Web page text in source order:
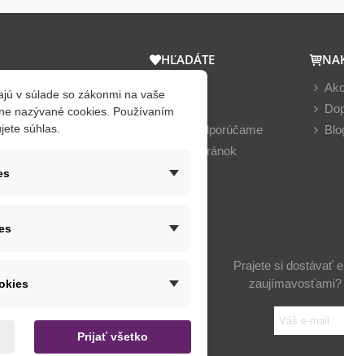
údajov
HĽADÁTE
Novinky
Teraz odporúčame
Mapa stránok
Prajete si dostávať
v súlade so zákonmi na vaše
nazývané cookies. Používaním
súhlas.
Prijať všetko